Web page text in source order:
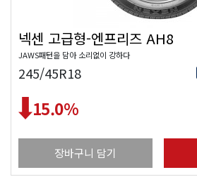
넥센 고급형-엔프리즈 AH8
JAWS패턴을 담아 소리없이 강하다
245/45R18
15.0%
장바구니 담기